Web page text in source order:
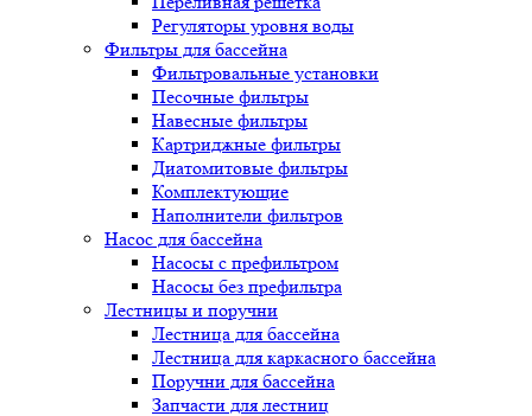
Регуляторы уровня воды
Фильтры для бассейна
Фильтровальные установки
Песочные фильтры
Навесные фильтры
Картриджные фильтры
Диатомитовые фильтры
Комплектующие
Наполнители фильтров
Насос для бассейна
Насосы с префильтром
Насосы без префильтра
Лестницы и поручни
Лестница для бассейна
Лестница для каркасного бассейна
Поручни для бассейна
Запчасти для лестниц